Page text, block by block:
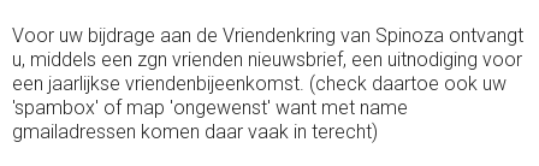
Voor uw bijdrage aan de Vriendenkring van Spinoza ontvangt
u, middels een zgn vrienden nieuwsbrief, een uitnodiging voor
een jaarlijkse vriendenbijeenkomst. (check daartoe ook uw
'spambox' of map 'ongewenst' want met name
gmailadressen komen daar vaak in terecht)